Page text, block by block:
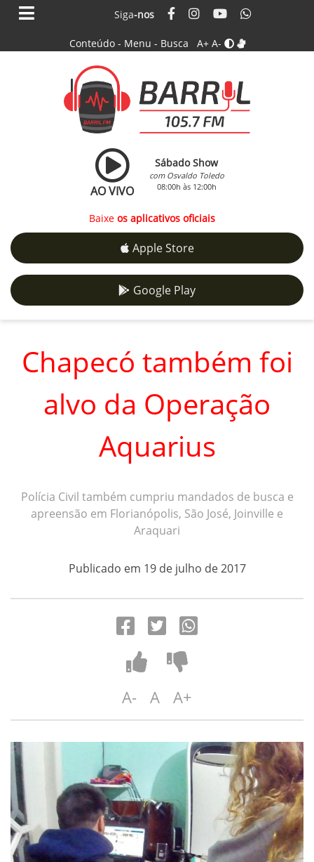
Siga-nos
Conteúdo - Menu - Busca A+ A-
AO VIVO
Sábado Show
com Osvaldo Toledo
08:00h às 12:00h
Baixe os aplicativos oficiais
Apple Store
Google Play
Chapecó também foi
alvo da Operação
Aquarius
Polícia Civil também cumpriu mandados de busca e
apreensão em Florianópolis, São José, Joinville e
Araquari
Publicado em 19 de julho de 2017
A- A A+